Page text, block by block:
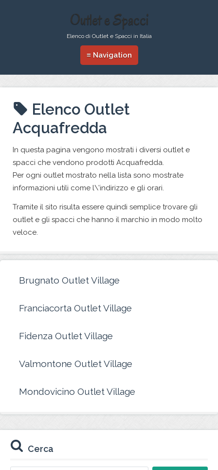
Outlet e Spacci
Elenco di Outlet e Spacci in Italia
≡ Navigation
Elenco Outlet
Acquafredda
In questa pagina vengono mostrati i diversi outlet e
spacci che vendono prodotti Acquafredda.
Per ogni outlet mostrato nella lista sono mostrate
informazioni utili come l\’indirizzo e gli orari.
Tramite il sito risulta essere quindi semplice trovare gli
outlet e gli spacci che hanno il marchio in modo molto
veloce.
Brugnato Outlet Village
Franciacorta Outlet Village
Fidenza Outlet Village
Valmontone Outlet Village
Mondovicino Outlet Village
Cerca